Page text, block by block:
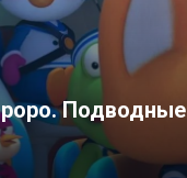
Подводные